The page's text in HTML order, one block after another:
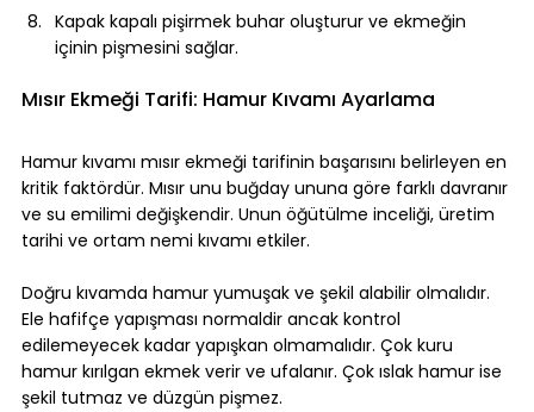
Kapak kapalı pişirmek buhar oluşturur ve ekmeğin
içinin pişmesini sağlar.
Mısır Ekmeği Tarifi: Hamur Kıvamı Ayarlama
Hamur kıvamı mısır ekmeği tarifinin başarısını belirleyen en
kritik faktördür. Mısır unu buğday ununa göre farklı davranır
ve su emilimi değişkendir. Unun öğütülme inceliği, üretim
tarihi ve ortam nemi kıvamı etkiler.
Doğru kıvamda hamur yumuşak ve şekil alabilir olmalıdır.
Ele hafifçe yapışması normaldir ancak kontrol
edilemeyecek kadar yapışkan olmamalıdır. Çok kuru
hamur kırılgan ekmek verir ve ufalanır. Çok ıslak hamur ise
şekil tutmaz ve düzgün pişmez.